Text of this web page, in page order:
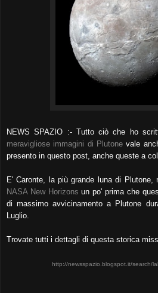
NEWS SPAZIO :- Tutto ciò che ho
meravigliose immagini di Plutonevale
presento in questo post, anche queste a
E' Caronte, la più grande luna di Plutone,
NASA New Horizons un po' prima che
di massimo avvicinamento a Plutone
Luglio.
Trovate tutti i dettagli di questa storica
http://newsspazio.blogspot.it/search/